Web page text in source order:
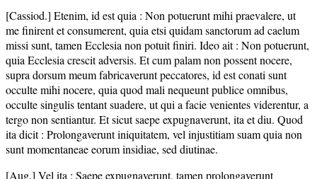
[Cassiod.] Etenim, id est quia : Non potuerunt mihi praevalere, ut
me finirent et consumerent, quia etsi quidam sanctorum ad caelum
missi sunt, tamen Ecclesia non potuit finiri. Ideo ait : Non potuerunt,
quia Ecclesia crescit adversis. Et cum palam non possent nocere,
supra dorsum meum fabricaverunt peccatores, id est conati sunt
occulte mihi nocere, quia quod mali nequeunt publice omnibus,
occulte singulis tentant suadere, ut qui a facie venientes viderentur, a
tergo non sentiantur. Et sicut saepe expugnaverunt, ita et diu. Quod
ita dicit : Prolongaverunt iniquitatem, vel injustitiam suam quia non
sunt momentaneae eorum insidiae, sed diutinae.
[Aug.] Vel ita : Saepe expugnaverunt, tamen prolongaverunt